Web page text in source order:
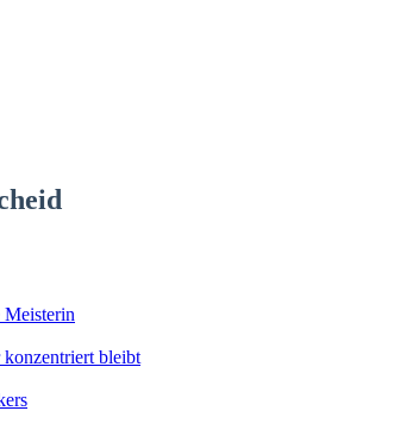
Meisterin
bleibt